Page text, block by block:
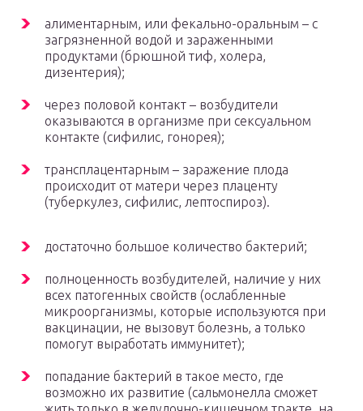
алиментарным, или фекально-оральным – с
загрязненной водой и зараженными
продуктами (брюшной тиф, холера,
дизентерия);
через половой контакт – возбудители
оказываются в организме при сексуальном
контакте (сифилис, гонорея);
трансплацентарным – заражение плода
происходит от матери через плаценту
(туберкулез, сифилис, лептоспироз).
достаточно большое количество бактерий;
полноценность возбудителей, наличие у них
всех патогенных свойств (ослабленные
микроорганизмы, которые используются при
вакцинации, не вызовут болезнь, а только
помогут выработать иммунитет);
попадание бактерий в такое место, где
возможно их развитие (сальмонелла сможет